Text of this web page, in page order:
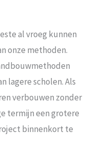
al vroeg kunnen
onze methoden.
lagere scholen. Als
verbouwen zonder
termijn een grotere
binnenkort te